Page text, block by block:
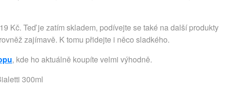
Kč. Teď je zatím skladem, podívejte se také na další produkty
zajímavě. K tomu přidejte i něco sladkého.
, kde ho aktuálně koupíte velmi výhodně.
300ml